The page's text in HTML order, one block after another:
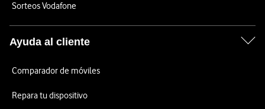
Sorteos Vodafone
Ayuda al cliente
Comparador de móviles
Repara tu dispositivo